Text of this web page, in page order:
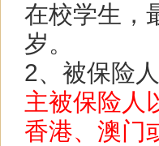
在校学生，
岁。
2、被保险
主被保险人
香港、澳门